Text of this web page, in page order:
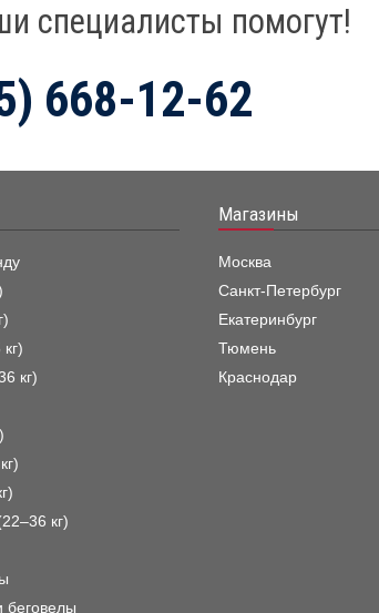
специалисты помогут!
668-12-62
кг)
кг)
беговелы
Магазины
Москва
Санкт-Петербург
Екатеринбург
Тюмень
Краснодар